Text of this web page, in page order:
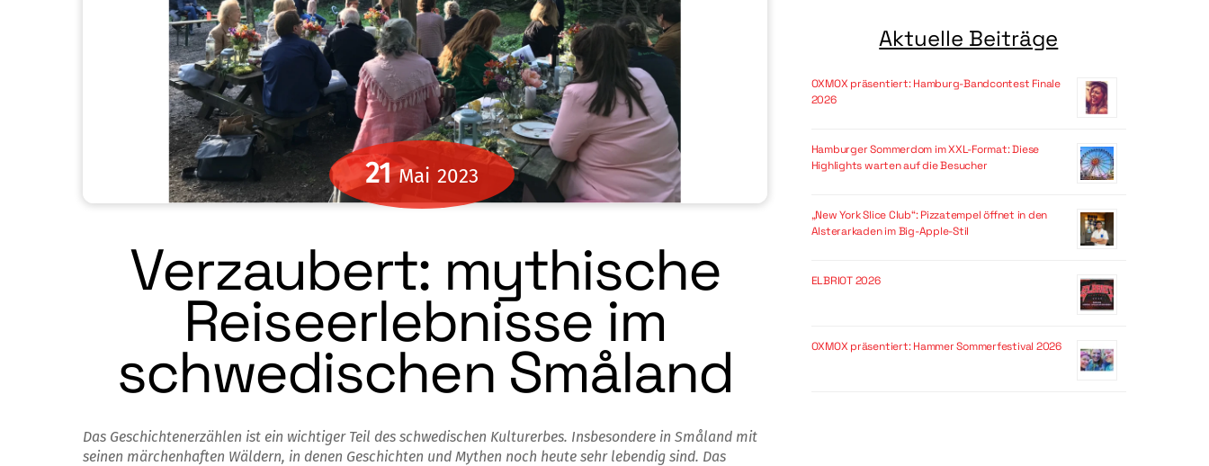
21 Mai 2023
Verzaubert: mythische
Reiseerlebnisse im
schwedischen Småland
Das Geschichtenerzählen ist ein wichtiger Teil des schwedischen Kulturerbes. Insbesondere in Småland mit
seinen märchenhaften Wäldern, in denen Geschichten und Mythen noch heute sehr lebendig sind. Das
Aktuelle Beiträge
OXMOX präsentiert: Hamburg-Bandcontest Finale
2026
Hamburger Sommerdom im XXL-Format: Diese
Highlights warten auf die Besucher
„New York Slice Club“: Pizzatempel öffnet in den
Alsterarkaden im Big-Apple-Stil
ELBRIOT 2026
OXMOX präsentiert: Hammer Sommerfestival 2026